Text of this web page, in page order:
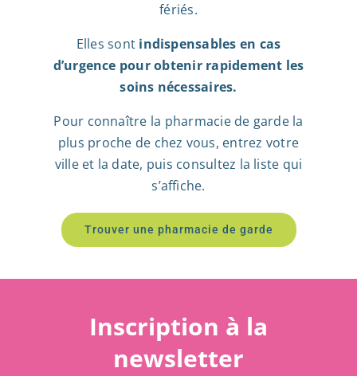
fériés.
Elles sont indispensables en cas
d’urgence pour obtenir rapidement les
soins nécessaires.
Pour connaître la pharmacie de garde la
plus proche de chez vous, entrez votre
ville et la date, puis consultez la liste qui
s’affiche.
Trouver une pharmacie de garde
Inscription à la
newsletter